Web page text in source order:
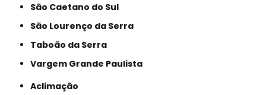
São Caetano do Sul
São Lourenço da Serra
Taboão da Serra
Vargem Grande Paulista
Aclimação